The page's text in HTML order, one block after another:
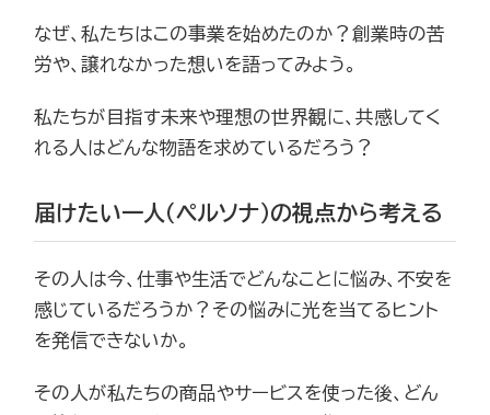
なぜ、私たちはこの事業を始めたのか？創業時の苦
労や、譲れなかった想いを語ってみよう。
私たちが目指す未来や理想の世界観に、共感してく
れる人はどんな物語を求めているだろう？
届けたい一人（ペルソナ）の視点から考える
その人は今、仕事や生活でどんなことに悩み、不安を
感じているだろうか？その悩みに光を当てるヒント
を発信できないか。
その人が私たちの商品やサービスを使った後、どん